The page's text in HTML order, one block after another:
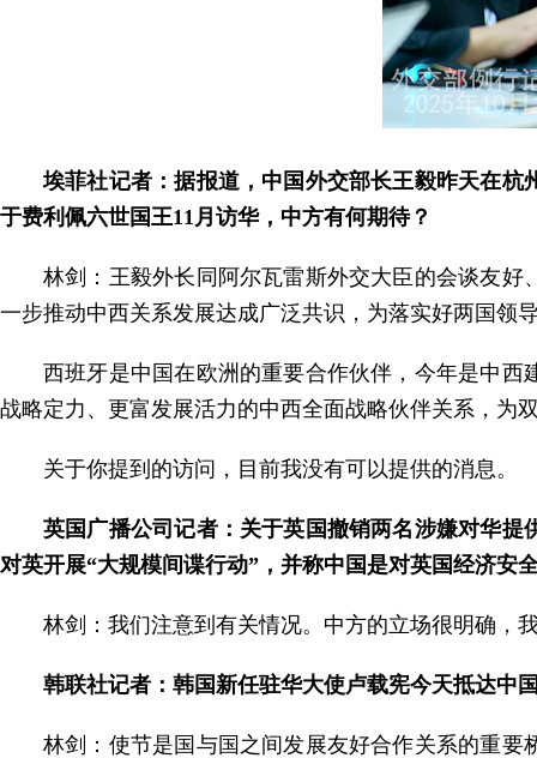
埃菲社记者：据报道，中国外交部长王毅昨天在
于费利佩六世国王11月访华，中方有何期待？
林剑：王毅外长同阿尔瓦雷斯外交大臣的会谈友
一步推动中西关系发展达成广泛共识，为落实好两国领
西班牙是中国在欧洲的重要合作伙伴，今年是中
战略定力、更富发展活力的中西全面战略伙伴关系，为
关于你提到的访问，目前我没有可以提供的消息。
英国广播公司记者：关于英国撤销两名涉嫌对华
对英开展“大规模间谍行动”，并称中国是对英国经济安
林剑：我们注意到有关情况。中方的立场很明确，
韩联社记者：韩国新任驻华大使卢载宪今天抵达中
林剑：使节是国与国之间发展友好合作关系的重